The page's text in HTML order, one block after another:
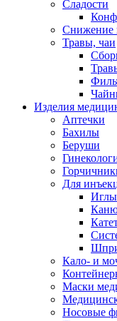
Сладости
Снижение
Травы, чаи
Изделия
Аптечки
Бахилы
Беруши
Для
Иглы
Кало- и
Маски
Носовые